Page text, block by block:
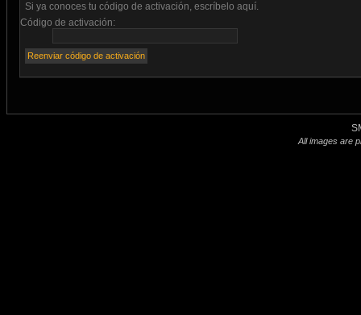
Si ya conoces tu código de activación, escríbelo aquí.
Código de activación:
All images are